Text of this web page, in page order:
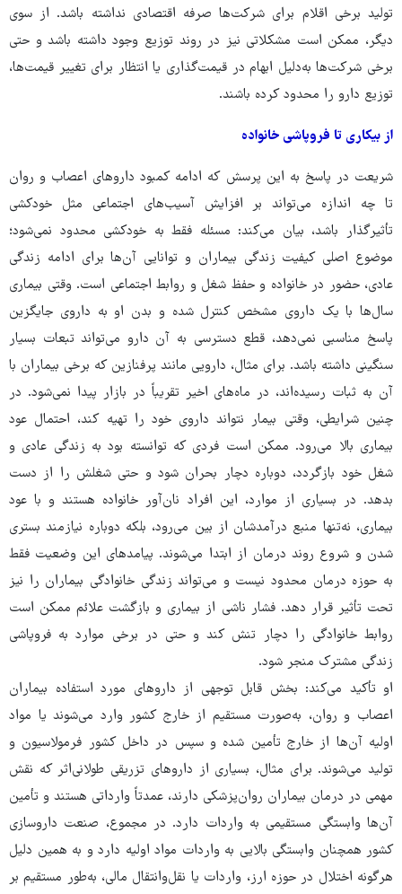
تولید برخی اقلام برای شرکت‌ها صرفه اقتصادی نداشته باشد. از سوی
دیگر، ممکن است مشکلاتی نیز در روند توزیع وجود داشته باشد و حتی
برخی شرکت‌ها به‌دلیل ابهام در قیمت‌گذاری یا انتظار برای تغییر قیمت‌ها،
توزیع دارو را محدود کرده باشند.
از بیکاری تا فروپاشی خانواده
شریعت در پاسخ به این پرسش که ادامه کمبود داروهای اعصاب و روان
تا چه اندازه می‌تواند بر افزایش آسیب‌های اجتماعی مثل خودکشی
تأثیرگذار باشد، بیان می‌کند: مسئله فقط به خودکشی محدود نمی‌شود؛
موضوع اصلی کیفیت زندگی بیماران و توانایی آن‌ها برای ادامه زندگی
عادی، حضور در خانواده و حفظ شغل و روابط اجتماعی است. وقتی بیماری
سال‌ها با یک داروی مشخص کنترل شده و بدن او به داروی جایگزین
پاسخ مناسبی نمی‌دهد، قطع دسترسی به آن دارو می‌تواند تبعات بسیار
سنگینی داشته باشد. برای مثال، دارویی مانند پرفنازین که برخی بیماران با
آن به ثبات رسیده‌اند، در ماه‌های اخیر تقریباً در بازار پیدا نمی‌شود. در
چنین شرایطی، وقتی بیمار نتواند داروی خود را تهیه کند، احتمال عود
بیماری بالا می‌رود. ممکن است فردی که توانسته بود به زندگی عادی و
شغل خود بازگردد، دوباره دچار بحران شود و حتی شغلش را از دست
بدهد. در بسیاری از موارد، این افراد نان‌آور خانواده هستند و با عود
بیماری، نه‌تنها منبع درآمدشان از بین می‌رود، بلکه دوباره نیازمند بستری
شدن و شروع روند درمان از ابتدا می‌شوند. پیامدهای این وضعیت فقط
به حوزه درمان محدود نیست و می‌تواند زندگی خانوادگی بیماران را نیز
تحت تأثیر قرار دهد. فشار ناشی از بیماری و بازگشت علائم ممکن است
روابط خانوادگی را دچار تنش کند و حتی در برخی موارد به فروپاشی
زندگی مشترک منجر شود.
او تأکید می‌کند: بخش قابل توجهی از داروهای مورد استفاده بیماران
اعصاب و روان، به‌صورت مستقیم از خارج کشور وارد می‌شوند یا مواد
اولیه آن‌ها از خارج تأمین شده و سپس در داخل کشور فرمولاسیون و
تولید می‌شوند. برای مثال، بسیاری از داروهای تزریقی طولانی‌اثر که نقش
مهمی در درمان بیماران روان‌پزشکی دارند، عمدتاً وارداتی هستند و تأمین
آن‌ها وابستگی مستقیمی به واردات دارد. در مجموع، صنعت داروسازی
کشور همچنان وابستگی بالایی به واردات مواد اولیه دارد و به همین دلیل
هرگونه اختلال در حوزه ارز، واردات یا نقل‌وانتقال مالی، به‌طور مستقیم بر